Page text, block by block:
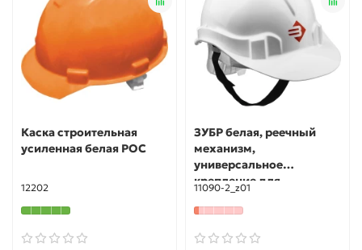
Каска строительная
усиленная белая РОС
12202
ЗУБР белая, реечный
механизм,
универсальное
крепление для
наушников и щитков,
защитная каска (11090-2)
11090-2_z01